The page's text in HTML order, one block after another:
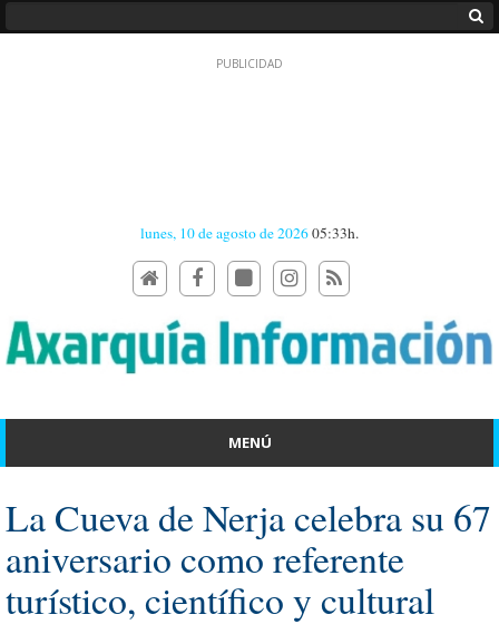
lunes, 10 de agosto de 202605:33h.
MENÚ
La Cueva de Nerja celebra su 67
aniversario como referente
turístico, científico y cultural